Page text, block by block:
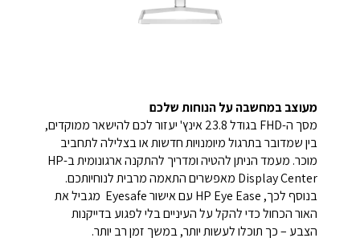
מעוצב במחשבה על הנוחות שלכם
מסך ה-FHD בגודל 23.8 אינץ' יעזור לכם להישאר ממוקדים,
בין שמדובר בתרגול מיומנויות חדשות או בצלילה לתחביב
מוכר. מעמד הניתן להטיה ומדריך להתקנהארגונומית
ב-HP
Display Center מאפשרים התאמה מרבית לנוחיותכם.
בנוסף לכך, HP Eye Ease עם אישור
Eyesafe מגביל את
האור הכחול כדי להקל על העיניים בלי לפגוע בדייקנות
הצבע – כך תוכלו לעשות יותר, במשך זמן רב יותר.